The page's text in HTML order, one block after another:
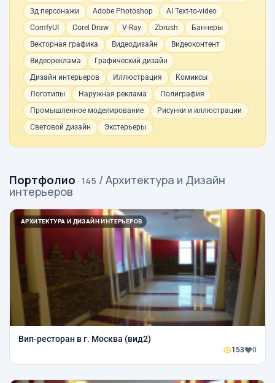
3д персонажи
Adobe Photoshop
AI Text-to-video
ComfyUI
Corel Draw V-Ray Zbrush
Баннеры
Векторная графика
Видеодизайн
Видеоконтент
Видеореклама
Графический дизайн
Дизайн интерьеров
Иллюстрация
Комиксы
Логотипы
Наружная реклама
Полиграфия
Промышленное моделирование
Рисунки и иллюстрации
Световой дизайн
Экстерьеры
Портфолио · 145 / Архитектура и Дизайн
интерьеров
АРХИТЕКТУРА И ДИЗАЙН ИНТЕРЬЕРОВ
Вип-ресторан в г. Москва (вид2)
153 0